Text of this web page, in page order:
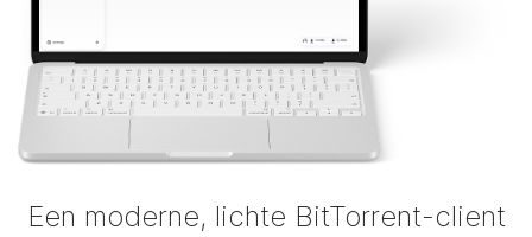
Een moderne, lichte BitTorrent-client